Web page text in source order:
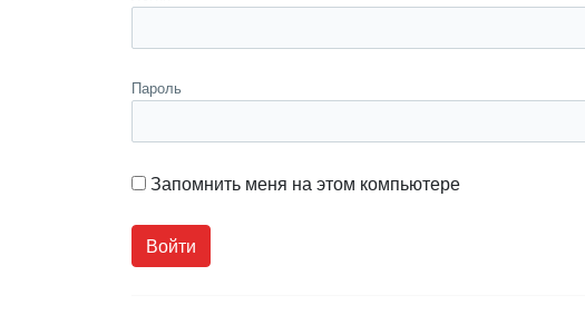
Пароль
Запомнить меня на этом компьютере